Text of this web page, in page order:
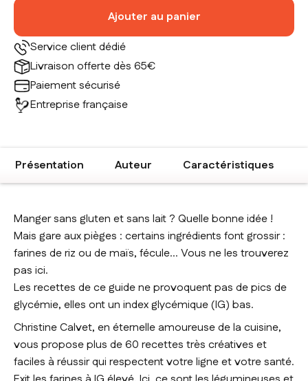
Ajouter au panier
Service client dédié
Livraison offerte dès 65€
Paiement sécurisé
Entreprise française
Présentation Auteur Caractéristiques
Manger sans gluten et sans lait ? Quelle bonne idée !
Mais gare aux pièges : certains ingrédients font grossir :
farines de riz ou de maïs, fécule... Vous ne les trouverez
pas ici.
Les recettes de ce guide ne provoquent pas de pics de
glycémie, elles ont un index glycémique (IG) bas.
Christine Calvet, en éternelle amoureuse de la cuisine,
vous propose plus de 60 recettes très créatives et
faciles à réussir qui respectent votre ligne et votre santé.